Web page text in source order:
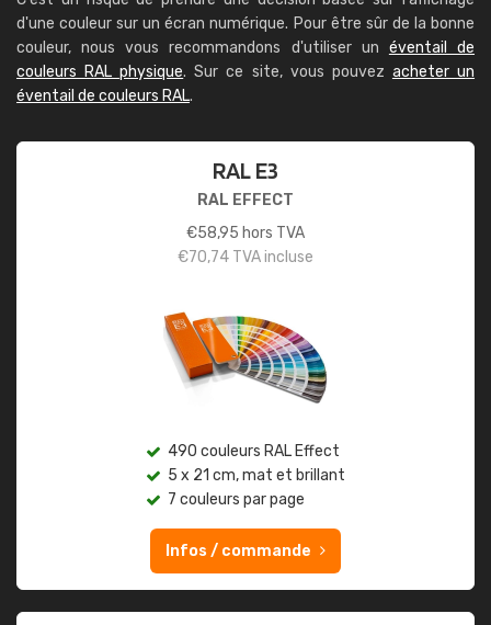
d'une couleur sur un écran numérique. Pour être sûr de la bonne
couleur, nous vous recommandons d'utiliser un éventail de
couleurs RAL physique. Sur ce site, vous pouvez acheter un
éventail de couleurs RAL.
RAL E3
RAL EFFECT
€58,95 hors TVA
€70,74 TVA incluse
490 couleurs RAL Effect
5 x 21 cm, mat et brillant
7 couleurs par page
Infos / commande